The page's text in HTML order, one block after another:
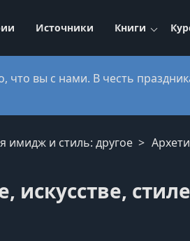
Источники Книги
что вы с нами. В честь
имидж и стиль: другое
искусстве,